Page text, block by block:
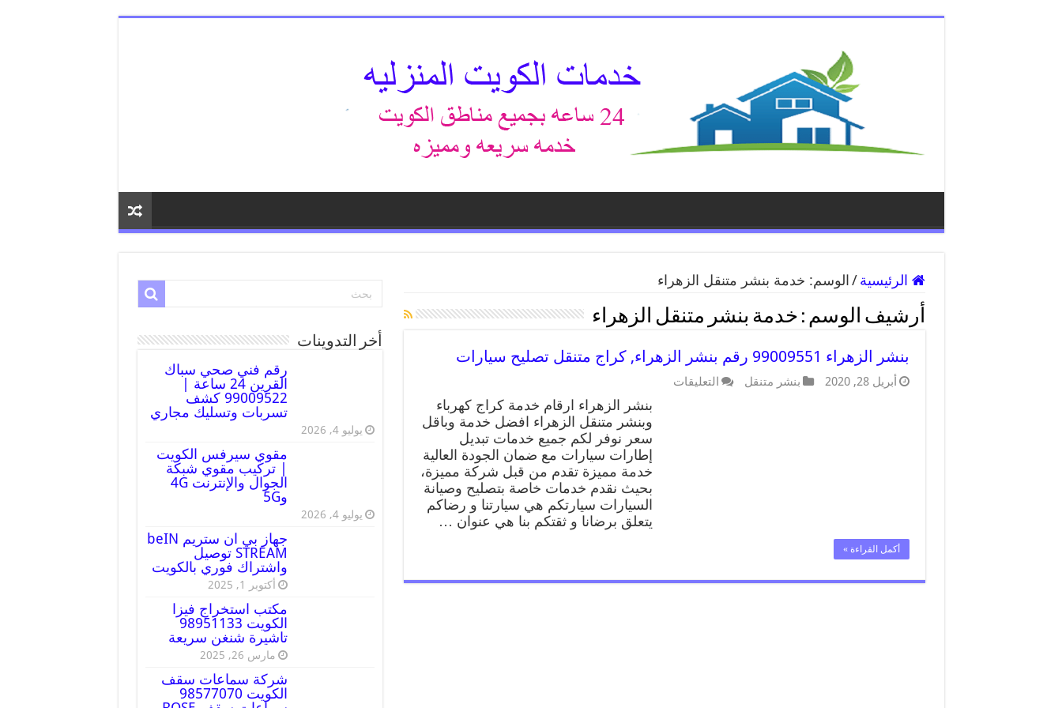
الرئيسية / الوسم: خدمة بنشر متنقل الزهراء
أرشيف الوسم : خدمة بنشر متنقل الزهراء
بنشر الزهراء 99009551 رقم بنشر الزهراء, كراج متنقل تصليح سيارات
أبريل 28, 2020 بنشر متنقل التعليقات
بنشر الزهراء ارقام خدمة كراج كهرباء
وبنشر متنقل الزهراء افضل خدمة وباقل
سعر نوفر لكم جميع خدمات تبديل
إطارات سيارات مع ضمان الجودة العالية
خدمة مميزة تقدم من قبل شركة مميزة،
بحيث نقدم خدمات خاصة بتصليح وصيانة
السيارات سيارتكم هي سيارتنا و رضاكم
يتعلق برضانا و ثقتكم بنا هي عنوان …
أكمل القراءة »
أخر التدوينات
رقم فني صحي سباك
القرين 24 ساعة |
99009522 كشف
تسربات وتسليك مجاري
يوليو 4, 2026
مقوي سيرفس الكويت
| تركيب مقوي شبكة
الجوال والإنترنت 4G
و5G
يوليو 4, 2026
جهاز بي ان ستريم beIN
STREAM توصيل
واشتراك فوري بالكويت
أكتوبر 1, 2025
مكتب استخراج فيزا
الكويت 98951133
تاشيرة شنغن سريعة
مارس 26, 2025
شركة سماعات سقف
الكويت 98577070